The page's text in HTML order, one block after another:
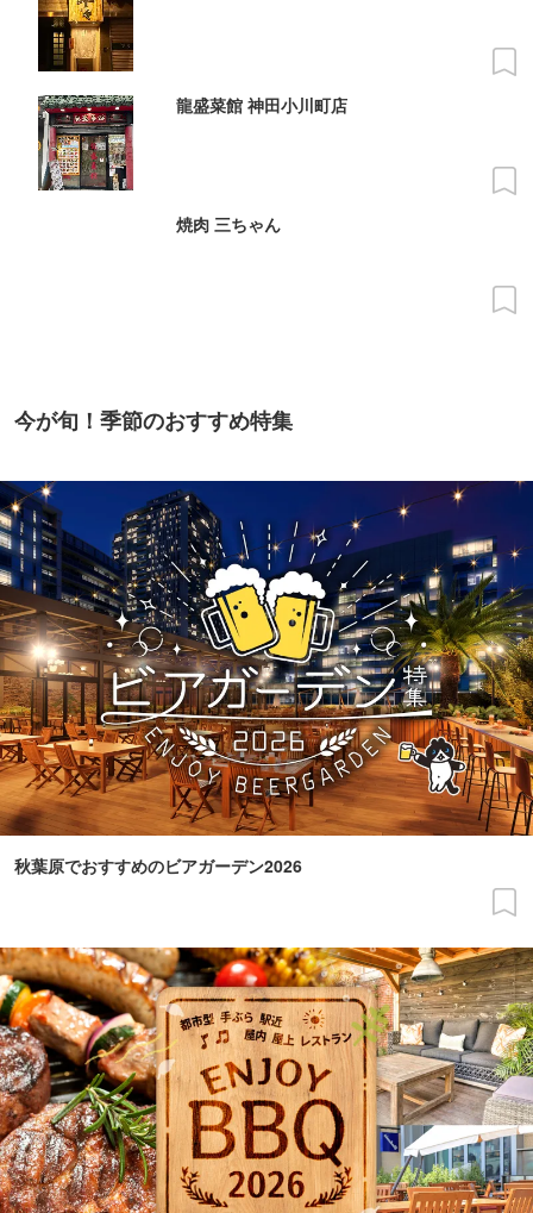
龍盛菜館 神田小川町店
焼肉 三ちゃん
今が旬！季節のおすすめ特集
秋葉原でおすすめのビアガーデン2026